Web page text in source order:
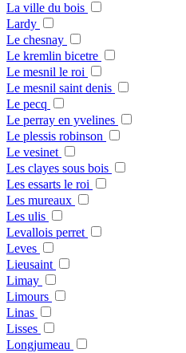
La ville du bois
Lardy
Le chesnay
Le kremlin bicetre
Le mesnil le roi
Le mesnil saint denis
Le pecq
Le perray en yvelines
Le plessis robinson
Le vesinet
Les clayes sous bois
Les essarts le roi
Les mureaux
Les ulis
Levallois perret
Leves
Lieusaint
Limay
Limours
Linas
Lisses
Longjumeau